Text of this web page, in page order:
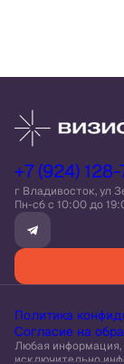
+7 (924) 128-
г Владивосток, ул
Пн-сб c 10:00 до
Политика
Согласие на
Любая информация,
исключительно